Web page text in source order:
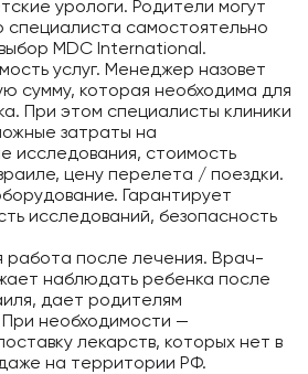
урологи. Родители могут
специалиста самостоятельно
MDC International.
услуг. Менеджер назовет
сумму, которая необходима для
При этом специалисты клиники
затраты на
исследования, стоимость
цену перелета / поездки.
Гарантирует
исследований, безопасность
работа после лечения. Врач-
наблюдать ребенка после
дает родителям
необходимости —
лекарств, которых нет в
на территории РФ.